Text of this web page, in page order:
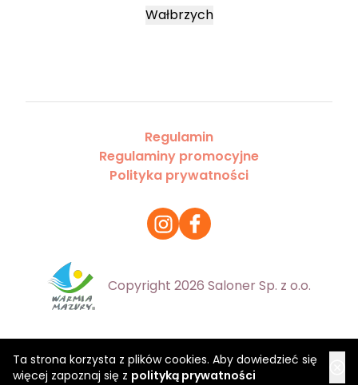
Ta strona korzysta z plików cookies. Aby dowiedzieć się
więcej zapoznaj się z polityką prywatności
Wałbrzych
Regulamin
Regulaminy promocyjne
Polityka prywatności
Copyright 2026 Saloner Sp. z o.o.